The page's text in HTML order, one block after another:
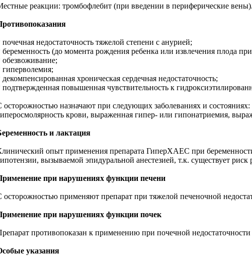
реакции: тромбофлебит (при введении в периферические вены).
недостаточность тяжелой степени с анурией;
беременность (до момента рождения ребенка или извлечения плода
обезвоживание;
гиперволемия;
хроническая сердечная недостаточность;
подтвержденная повышенная чувствительность к
осторожностью назначают при следующих заболеваниях и
крови, выраженная гипер- или гипонатриемия,
и лактация
опыт применения препарата ГиперХАЕС при
вызываемой эпидуральной анестезией, т.к. существует
при нарушениях функции печени
осторожностью применяют препарат при тяжелой печеночной
при нарушениях функции почек
противопоказан к применению при почечной
указания